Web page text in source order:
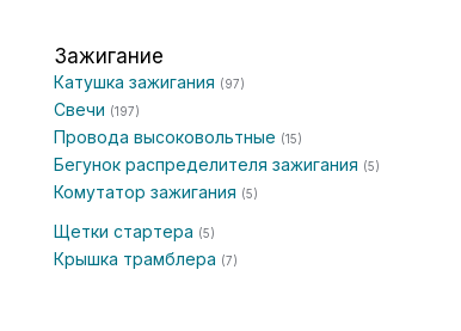
Зажигание
Катушка зажигания (97)
Свечи (197)
Провода высоковольтные (15)
Бегунок распределителя зажигания (5)
Комутатор зажигания (5)
Щетки стартера (5)
Крышка трамблера (7)